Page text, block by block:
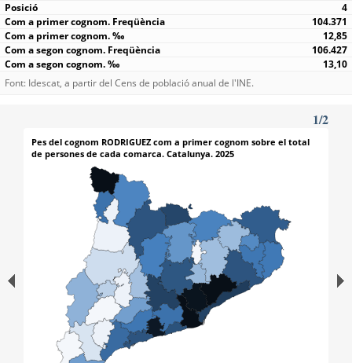
4
104.371
12,85
106.427
13,10
Font: Idescat, a partir del Cens de població anual de l'INE.